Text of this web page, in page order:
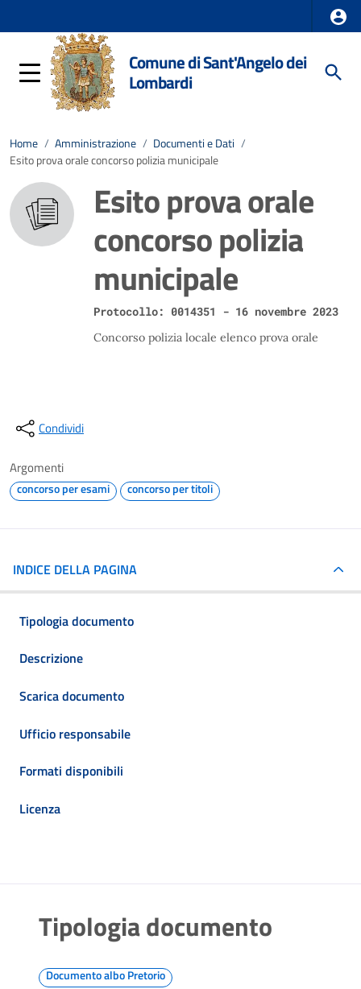
Comune di Sant'Angelo dei
Lombardi
Home / Amministrazione / Documenti e Dati /
Esito prova orale concorso polizia municipale
Esito prova orale
concorso polizia
municipale
Protocollo: 0014351 - 16 novembre 2023
Concorso polizia locale elenco prova orale
Condividi
Argomenti
concorso per esami concorso per titoli
INDICE DELLA PAGINA
Tipologia documento
Descrizione
Scarica documento
Ufficio responsabile
Formati disponibili
Licenza
Tipologia documento
Documento albo Pretorio